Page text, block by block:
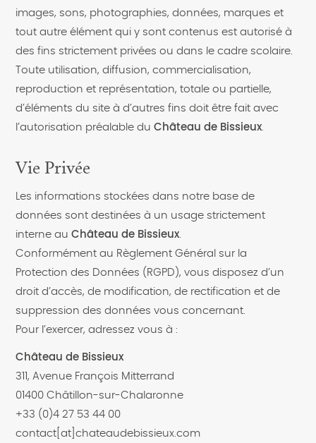
images, sons, photographies, données, marques et
tout autre élément qui y sont contenus est autorisé à
des fins strictement privées ou dans le cadre scolaire.
Toute utilisation, diffusion, commercialisation,
reproduction et représentation, totale ou partielle,
d’éléments du site à d’autres fins doit être fait avec
l’autorisation préalable duChâteau de Bissieux
Vie Privée
Les informations stockées dans notre base de
données sont destinées à un usage strictement
interne auChâteau de Bissieux.
Conformément au Règlement Général sur la
Protection des Données (RGPD), vous disposez d’un
droit d’accès, de modification, de rectification et de
suppression des données vous concernant.
Pour l’exercer, adressez vous à :
Château de Bissieux
311, Avenue François Mitterrand
01400 Châtillon-sur-Chalaronne
+33 (0)4 27 53 44 00
contact[at]chateaudebissieux.com